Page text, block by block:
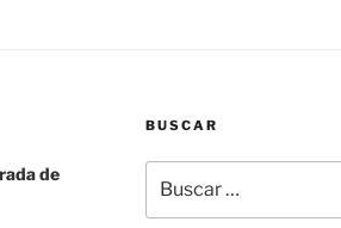
de
BUSCAR
por: